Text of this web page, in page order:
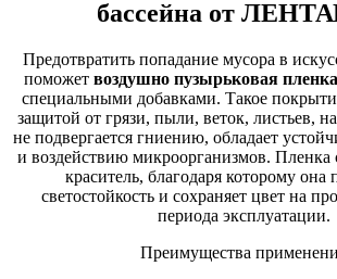
бассейна от
Предотвратить попадание мусора в
поможет воздушно пузырьковая
специальными добавками. Такое
защитой от грязи, пыли, веток, листьев,
не подвергается гниению, обладает
и воздействию микроорганизмов. Пленка
краситель, благодаря которому она
светостойкость и сохраняет цвет на
периода эксплуатации.
Преимущества